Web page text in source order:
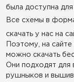
была доступна для
Все схемы в
скачать у нас на
Поэтому, на
можно скачать
Они подходят для
рушныков и